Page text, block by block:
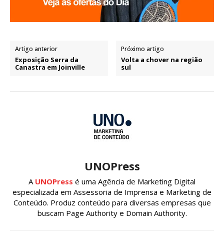
Artigo anterior
Exposição Serra da
Canastra em Joinville
Próximo artigo
Volta a chover na região
sul
UNOPress
A UNOPress é uma Agência de Marketing Digital
especializada em Assessoria de Imprensa e Marketing de
Conteúdo. Produz conteúdo para diversas empresas que
buscam Page Authority e Domain Authority.